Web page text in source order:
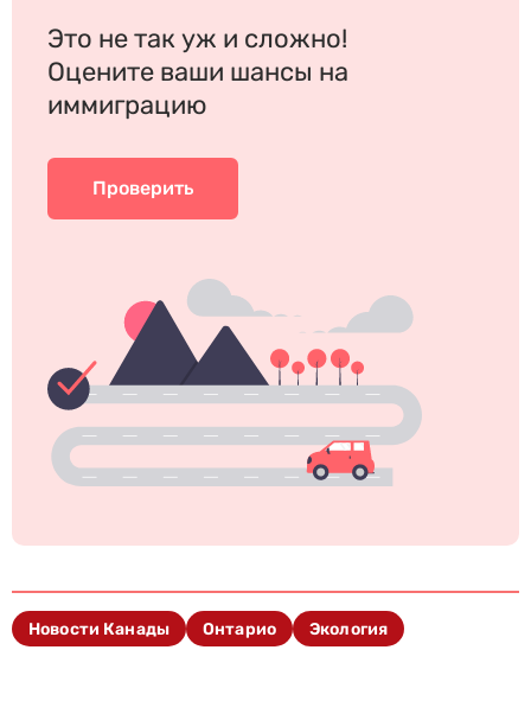
Это не так уж и сложно!
Оцените ваши шансы на
иммиграцию
Проверить
Новости Канады Онтарио Экология